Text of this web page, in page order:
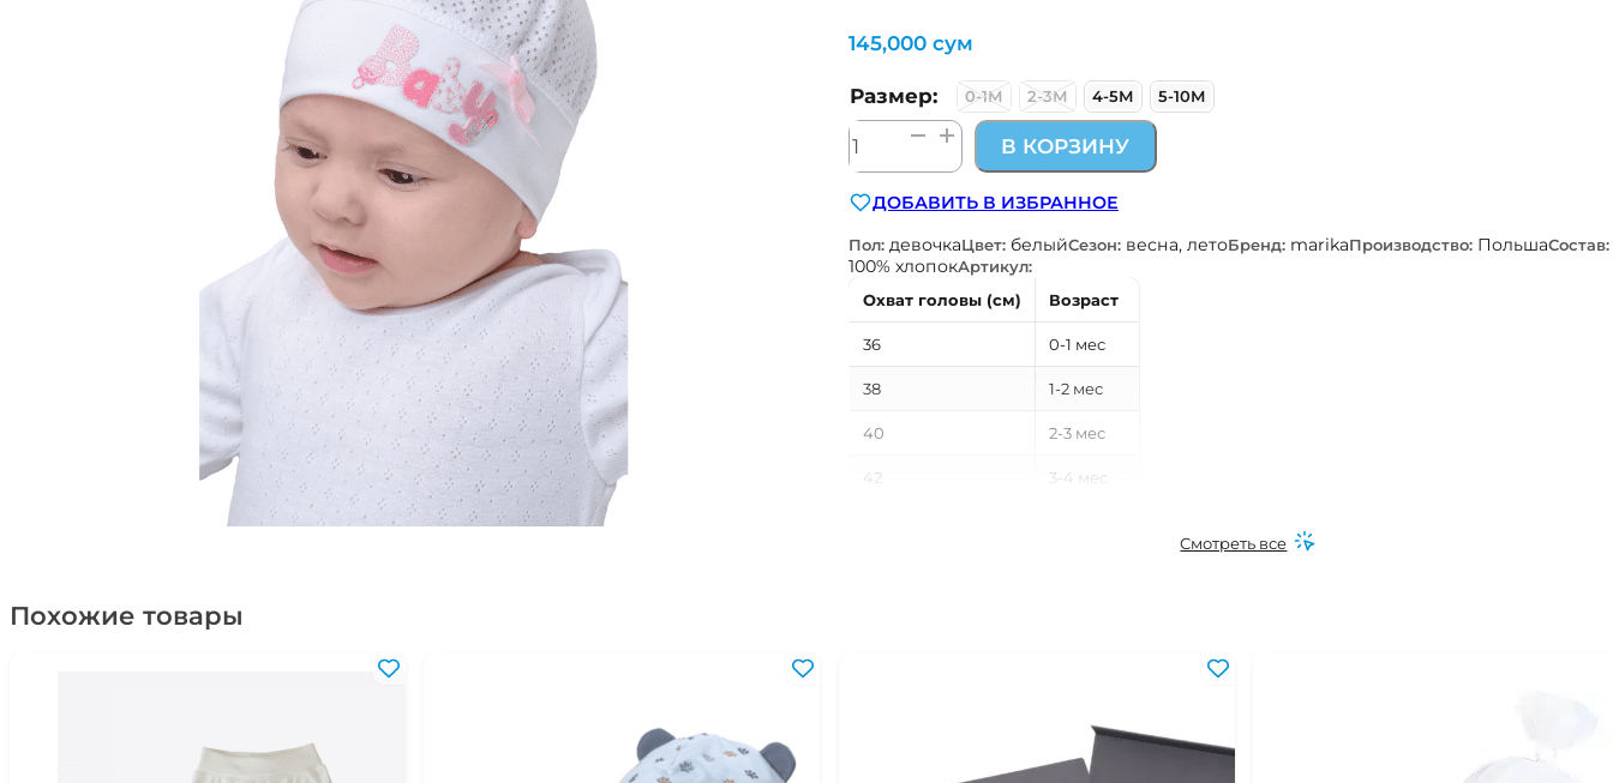
145,000 сум
Размер: 0-1М 2-3М 4-5М 5-10М
Количество
товара
с
перфорацией
В КОРЗИНУ
ДОБАВИТЬ В ИЗБРАННОЕ
Пол: девочкаЦвет: белыйСезон: весна, летоБренд: marikaПроизводство: ПольшаСостав:
100% хлопокАртикул:
Охват головы (см)
Возраст
36 0-1 мес
38 1-2 мес
40 2-3 мес
42 3-4 мес
8-12 лет
Смотреть все
Похожие товары